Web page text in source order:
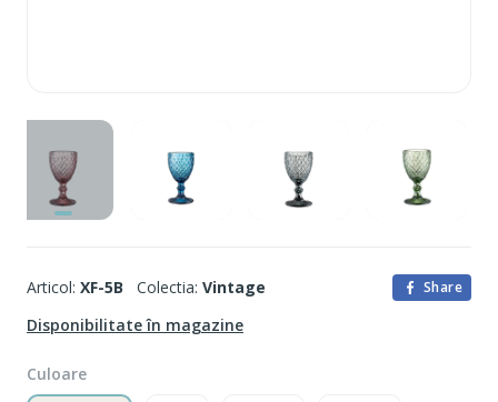
Articol: XF-5B Colectia: Vintage Share
Disponibilitate în magazine
Culoare